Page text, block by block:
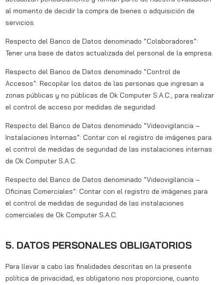
al momento de decidir la compra de bienes o adquisición de
servicios.
Respecto del Banco de Datos denominado “Colaboradores”:
Tener una base de datos actualizada del personal de la empresa.
Respecto del Banco de Datos denominado “Control de
Accesos”: Recopilar los datos de las personas que ingresan a
zonas públicas y no públicas de Ok Computer S.A.C., para realizar
el control de acceso por medidas de seguridad.
Respecto del Banco de Datos denominado “Videovigilancia –
Instalaciones Internas”: Contar con el registro de imágenes para
el control de medidas de seguridad de las instalaciones internas
de Ok Computer S.A.C.
Respecto del Banco de Datos denominado “Videovigilancia –
Oficinas Comerciales”: Contar con el registro de imágenes para
el control de medidas de seguridad de las instalaciones
comerciales de Ok Computer S.A.C.
5. DATOS PERSONALES OBLIGATORIOS
Para llevar a cabo las finalidades descritas en la presente
política de privacidad, es obligatorio nos proporcione, cuanto